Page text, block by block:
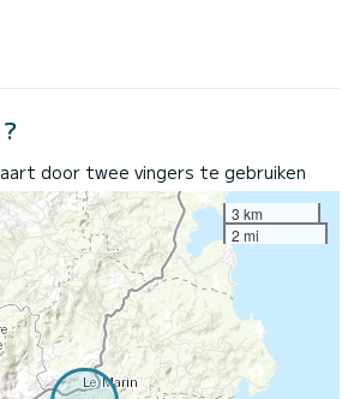
door twee vingers te gebruiken
3 km
2 mi